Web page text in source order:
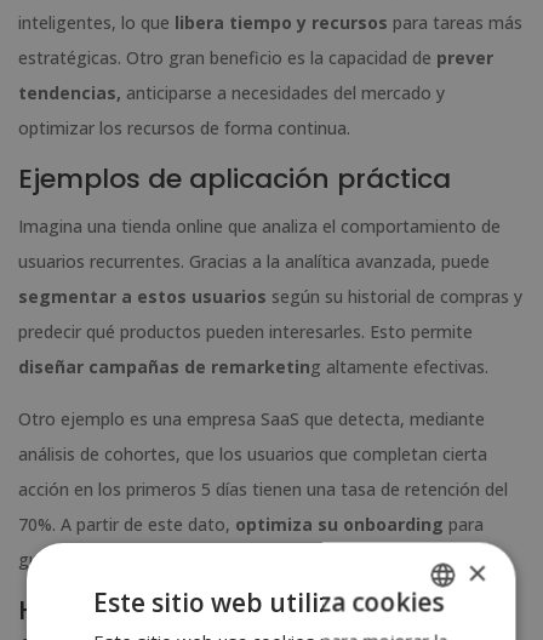
inteligentes, lo que libera tiempo y recursos para tareas más
estratégicas. Otro gran beneficio es la capacidad de prever
tendencias, anticiparse a necesidades del mercado y
optimizar los recursos de forma continua.
Ejemplos de aplicación práctica
Imagina una tienda online que analiza el comportamiento de
usuarios recurrentes. Gracias a la analítica avanzada, puede
segmentar a estos usuarios según su historial de compras y
predecir qué productos pueden interesarles. Esto permite
diseñar campañas de remarketing altamente efectivas.
Otro ejemplo es una empresa SaaS que detecta, mediante
análisis de cohortes, que los usuarios que completan cierta
acción en los primeros 5 días tienen una tasa de retención del
70%. A partir de este dato, optimiza su onboarding para
guiar a los nuevos clientes hacia ese comportamiento clave.
Herramientas complementarias y
×
Este sitio web utiliza cookies